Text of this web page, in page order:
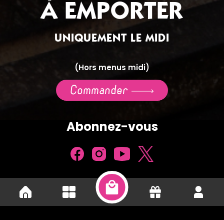
À EMPORTER
UNIQUEMENT LE MIDI
(Hors menus midi)
Commander
Abonnez-vous